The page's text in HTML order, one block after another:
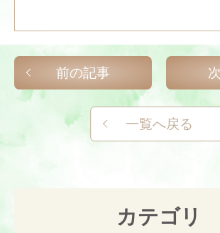
前の記事
一覧へ戻る
カテゴリ